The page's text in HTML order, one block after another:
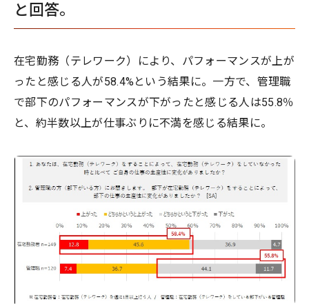
と回答。
在宅勤務（テレワーク）により、パフォーマンスが上が
ったと感じる人が58.4%という結果に。一方で、管理職
で部下のパフォーマンスが下がったと感じる人は55.8％
と、約半数以上が仕事ぶりに不満を感じる結果に。